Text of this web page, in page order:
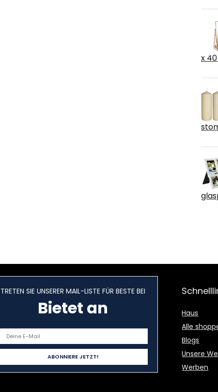
x
TRETEN SIE UNSERER MAIL-LISTE FÜR BESTE BEI
Bietet an
Haus
Alle
Blogs
Unsere
Werben